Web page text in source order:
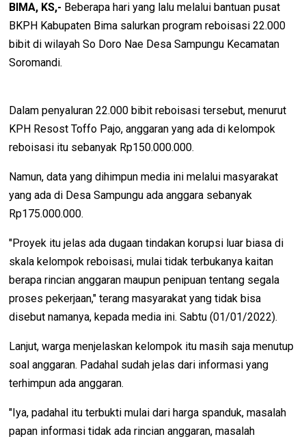
BIMA, KS,- Beberapa hari yang lalu melalui bantuan pusat
BKPH Kabupaten Bima salurkan program reboisasi 22.000
bibit di wilayah So Doro Nae Desa Sampungu Kecamatan
Soromandi.
Dalam penyaluran 22.000 bibit reboisasi tersebut, menurut
KPH Resost Toffo Pajo, anggaran yang ada di kelompok
reboisasi itu sebanyak Rp150.000.000.
Namun, data yang dihimpun media ini melalui masyarakat
yang ada di Desa Sampungu ada anggara sebanyak
Rp175.000.000.
"Proyek itu jelas ada dugaan tindakan korupsi luar biasa di
skala kelompok reboisasi, mulai tidak terbukanya kaitan
berapa rincian anggaran maupun penipuan tentang segala
proses pekerjaan," terang masyarakat yang tidak bisa
disebut namanya, kepada media ini. Sabtu (01/01/2022).
Lanjut, warga menjelaskan kelompok itu masih saja menutup
soal anggaran. Padahal sudah jelas dari informasi yang
terhimpun ada anggaran.
"Iya, padahal itu terbukti mulai dari harga spanduk, masalah
papan informasi tidak ada rincian anggaran, masalah